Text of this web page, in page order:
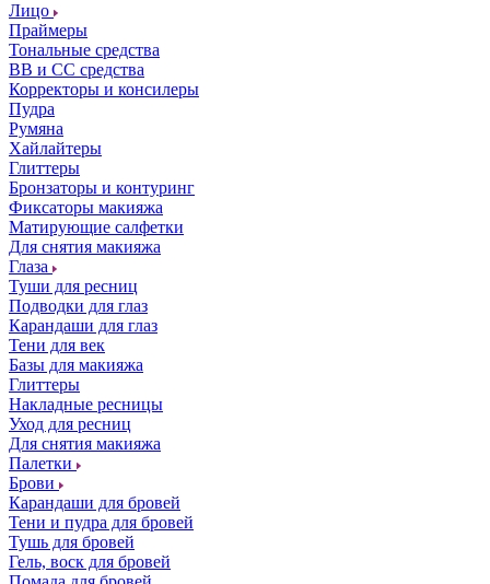
Лицо
Праймеры
Тональные средства
ВВ и СС средства
Корректоры и консилеры
Пудра
Румяна
Хайлайтеры
Глиттеры
Бронзаторы и контуринг
Фиксаторы макияжа
Матирующие салфетки
Для снятия макияжа
Глаза
Туши для ресниц
Подводки для глаз
Карандаши для глаз
Тени для век
Базы для макияжа
Глиттеры
Накладные ресницы
Уход для ресниц
Для снятия макияжа
Палетки
Брови
Карандаши для бровей
Тени и пудра для бровей
Тушь для бровей
Гель, воск для бровей